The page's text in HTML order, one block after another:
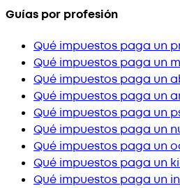
Guías por profesión
Qué impuestos paga un
Qué impuestos paga un
Qué impuestos paga un
Qué impuestos paga un
Qué impuestos paga un
Qué impuestos paga un
Qué impuestos paga un
Qué impuestos paga un
Qué impuestos paga un